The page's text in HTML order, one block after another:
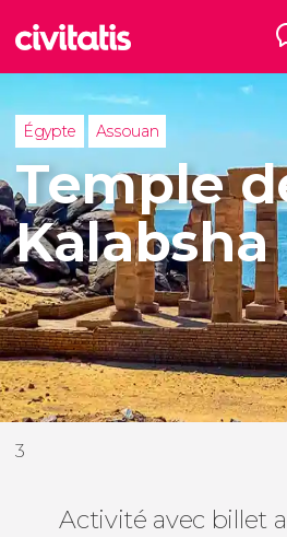
Égypte Assouan
Temple
Kalabsha
3
Activité avec billet